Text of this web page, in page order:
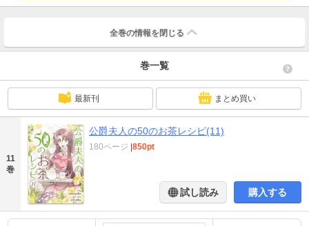
全巻の情報を 閉じる
巻一覧
最新刊 まとめ買い
11
巻
公爵夫人の50のお茶レシピ(11)
180ページ 850pt
試し読み 購入する